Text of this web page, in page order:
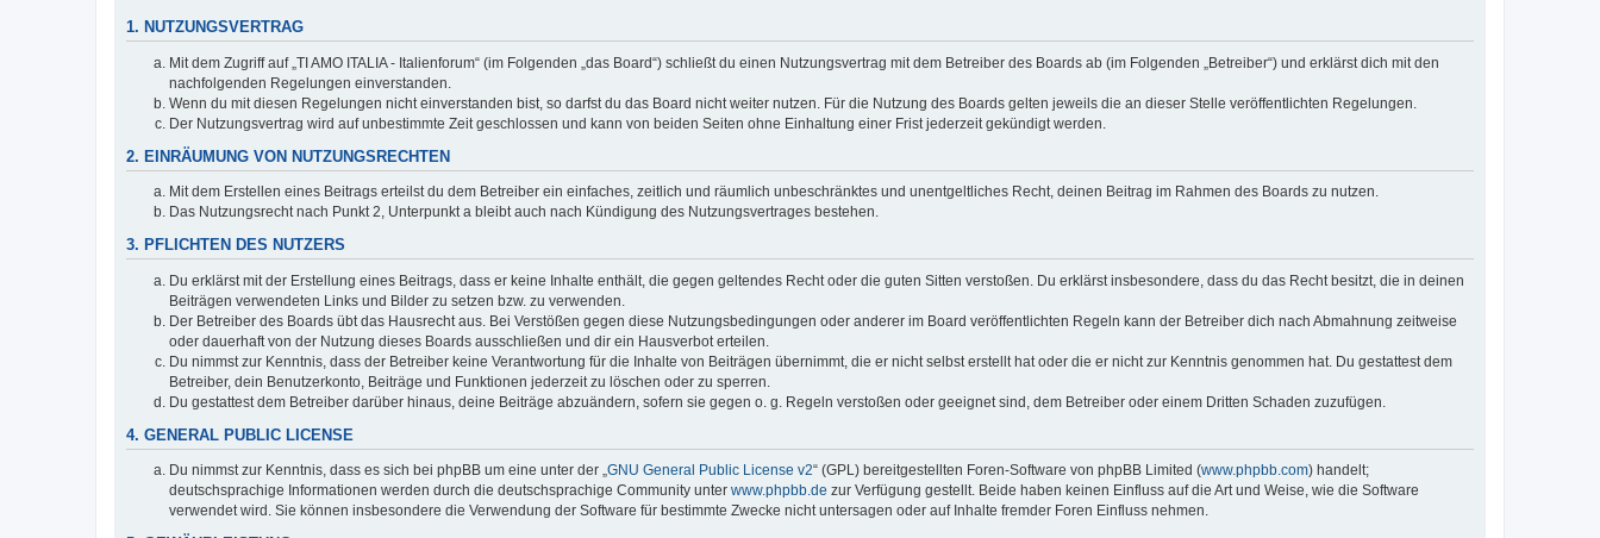
1. NUTZUNGSVERTRAG
Mit dem Zugriff auf „TI AMO ITALIA - Italienforum“ (im Folgenden „das Board“) schließt du einen Nutzungsvertrag mit dem Betreiber des Boards ab (im Folgenden „Betreiber“) und erklärst dich mit den
nachfolgenden Regelungen einverstanden.
Wenn du mit diesen Regelungen nicht einverstanden bist, so darfst du das Board nicht weiter nutzen. Für die Nutzung des Boards gelten jeweils die an dieser Stelle veröffentlichten Regelungen.
Der Nutzungsvertrag wird auf unbestimmte Zeit geschlossen und kann von beiden Seiten ohne Einhaltung einer Frist jederzeit gekündigt werden.
2. EINRÄUMUNG VON NUTZUNGSRECHTEN
Mit dem Erstellen eines Beitrags erteilst du dem Betreiber ein einfaches, zeitlich und räumlich unbeschränktes und unentgeltliches Recht, deinen Beitrag im Rahmen des Boards zu nutzen.
Das Nutzungsrecht nach Punkt 2, Unterpunkt a bleibt auch nach Kündigung des Nutzungsvertrages bestehen.
3. PFLICHTEN DES NUTZERS
Du erklärst mit der Erstellung eines Beitrags, dass er keine Inhalte enthält, die gegen geltendes Recht oder die guten Sitten verstoßen. Du erklärst insbesondere, dass du das Recht besitzt, die in deinen
Beiträgen verwendeten Links und Bilder zu setzen bzw. zu verwenden.
Der Betreiber des Boards übt das Hausrecht aus. Bei Verstößen gegen diese Nutzungsbedingungen oder anderer im Board veröffentlichten Regeln kann der Betreiber dich nach Abmahnung zeitweise
oder dauerhaft von der Nutzung dieses Boards ausschließen und dir ein Hausverbot erteilen.
Du nimmst zur Kenntnis, dass der Betreiber keine Verantwortung für die Inhalte von Beiträgen übernimmt, die er nicht selbst erstellt hat oder die er nicht zur Kenntnis genommen hat. Du gestattest dem
Betreiber, dein Benutzerkonto, Beiträge und Funktionen jederzeit zu löschen oder zu sperren.
Du gestattest dem Betreiber darüber hinaus, deine Beiträge abzuändern, sofern sie gegen o. g. Regeln verstoßen oder geeignet sind, dem Betreiber oder einem Dritten Schaden zuzufügen.
4. GENERAL PUBLIC LICENSE
Du nimmst zur Kenntnis, dass es sich bei phpBB um eine unter der „GNU General Public License v2“ (GPL) bereitgestellten Foren-Software von phpBB Limited (www.phpbb.com) handelt;
deutschsprachige Informationen werden durch die deutschsprachige Community unter www.phpbb.de zur Verfügung gestellt. Beide haben keinen Einfluss auf die Art und Weise, wie die Software
verwendet wird. Sie können insbesondere die Verwendung der Software für bestimmte Zwecke nicht untersagen oder auf Inhalte fremder Foren Einfluss nehmen.